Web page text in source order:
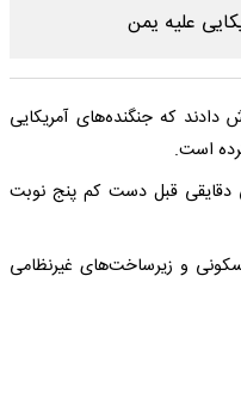
دادند که جنگنده‌های آمریکایی
است.
دقایقی قبل دست کم پنج نوبت
و زیرساخت‌های غیرنظامی